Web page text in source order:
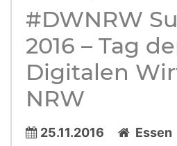
#DWNRW
2016 – Tag
Digitalen
NRW
25.11.2016 Essen